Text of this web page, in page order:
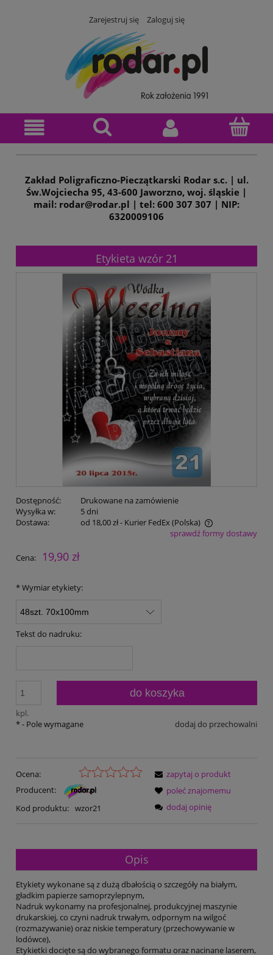
Zarejestruj się Zaloguj się
Zakład Poligraficzno-Pieczątkarski Rodar s.c. | ul.
Św.Wojciecha 95, 43-600 Jaworzno, woj. śląskie |
mail: rodar@rodar.pl | tel: 600 307 307 | NIP:
6320009106
Etykieta wzór 21
Dostępność:
Drukowane na zamówienie
Wysyłka w:
5 dni
Dostawa:
od 18,00 zł- Kurier FedEx(Polska)
Cena nie zawiera ewentualnych kosztów płatnościsprawdź formy dostawy
Cena: 19,90 zł
*Wymiar etykiety:
Tekst do nadruku:
kpl.
do koszyka
dodaj do przechowalni
*- Pole wymagane
Ocena:
Producent:
Kod produktu: wzor21
zapytaj o produkt
poleć znajomemu
dodaj opinię
Opis
Etykiety wykonane są z dużą dbałością o szczegóły na białym,
gładkim papierze samoprzylepnym,
Nadruk wykonamy na profesjonalnej, produkcyjnej maszynie
drukarskiej, co czyni nadruk trwałym, odpornym na wilgoć
(rozmazywanie) oraz niskie temperatury (przechowywanie w
lodówce),
Etykietki docięte są do wybranego formatu oraz nacinane laserem,